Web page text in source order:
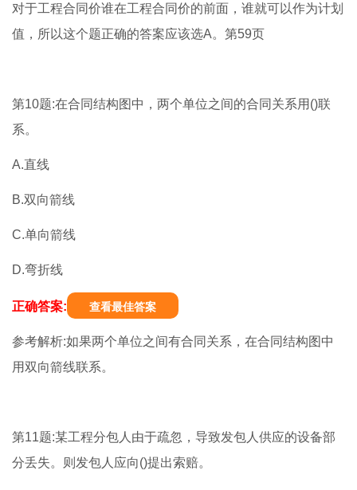
对于工程合同价谁在工程合同价的前面，谁就可以作为计划
值，所以这个题正确的答案应该选A。第59页
第10题:在合同结构图中，两个单位之间的合同关系用()联
系。
A.直线
B.双向箭线
C.单向箭线
D.弯折线
正确答案: 查看最佳答案
参考解析:如果两个单位之间有合同关系，在合同结构图中
用双向箭线联系。
第11题:某工程分包人由于疏忽，导致发包人供应的设备部
分丢失。则发包人应向()提出索赔。